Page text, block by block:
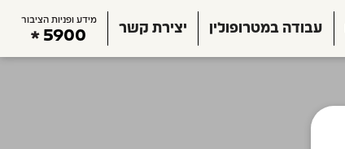
עבודה במטרופולין יצירת קשר
מידע ופניות הציבור
5900